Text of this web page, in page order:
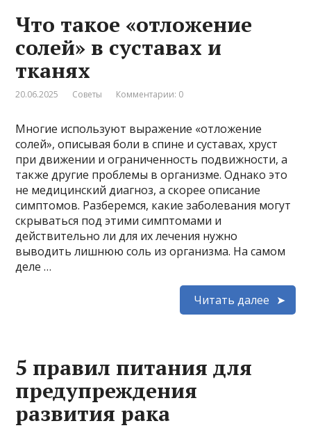
Что такое «отложение
солей» в суставах и
тканях
20.06.2025 Советы Комментарии: 0
Многие используют выражение «отложение
солей», описывая боли в спине и суставах, хруст
при движении и ограниченность подвижности, а
также другие проблемы в организме. Однако это
не медицинский диагноз, а скорее описание
симптомов. Разберемся, какие заболевания могут
скрываться под этими симптомами и
действительно ли для их лечения нужно
выводить лишнюю соль из организма. На самом
деле …
Читать далее
5 правил питания для
предупреждения
развития рака